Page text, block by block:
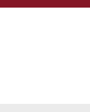
andet sted på
rundt i løbet af en